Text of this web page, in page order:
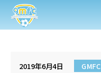
2019年6月4日